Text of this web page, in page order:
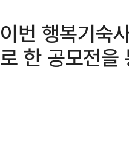
이번 행복기숙
로 한 공모전을